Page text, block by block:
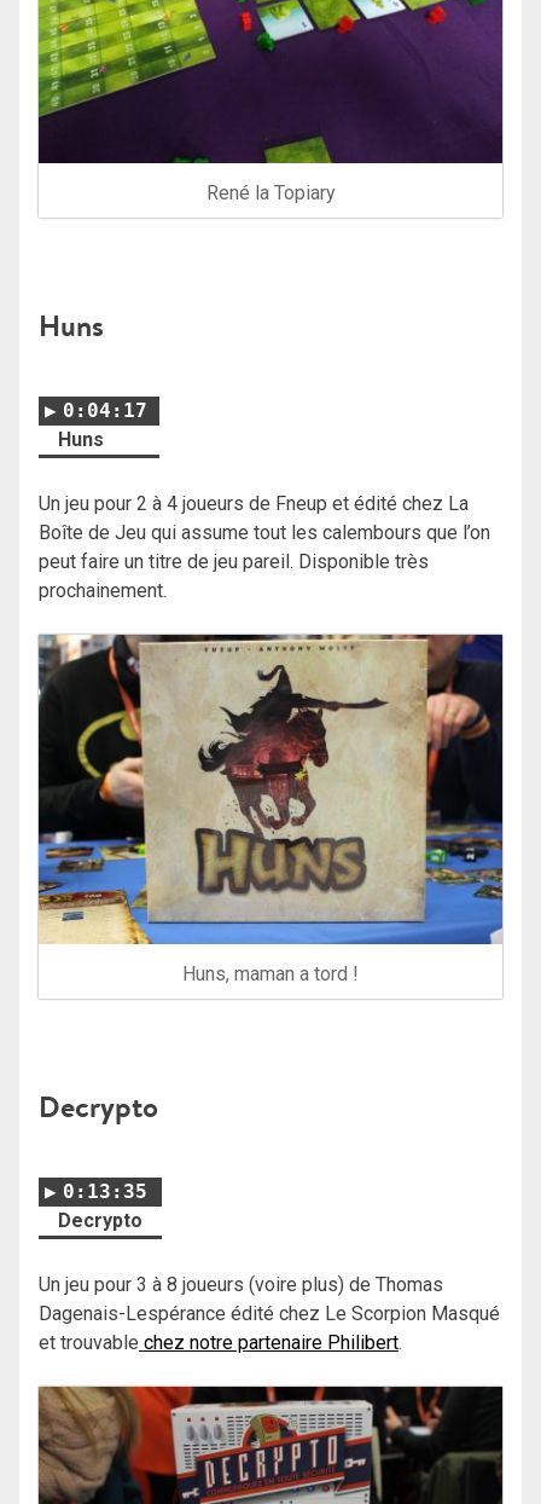
René la Topiary
Huns
0:04:17
Huns
Un jeu pour 2 à 4 joueurs de Fneup et édité chez La
Boîte de Jeu qui assume tout les calembours que l’on
peut faire un titre de jeu pareil. Disponible très
prochainement.
Huns, maman a tord !
Decrypto
0:13:35
Decrypto
Un jeu pour 3 à 8 joueurs (voire plus) de Thomas
Dagenais-Lespérance édité chez Le Scorpion Masqué
et trouvable chez notre partenaire Philibert.